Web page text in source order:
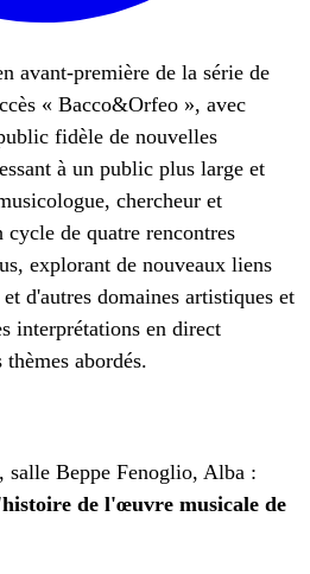
avant-première de la série de
« Bacco&Orfeo », avec
fidèle de nouvelles
à un public plus large et
chercheur et
de quatre rencontres
explorant de nouveaux liens
d'autres domaines artistiques et
interprétations en direct
abordés.
salle Beppe Fenoglio, Alba :
de l'œuvre musicale de